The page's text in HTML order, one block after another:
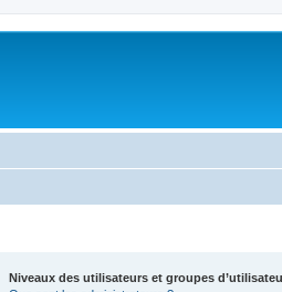
Niveaux des utilisateurs et groupes